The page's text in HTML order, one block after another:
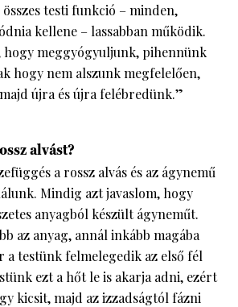
testi funkció – minden,
kellene – lassabban működik.
hogy meggyógyuljunk, pihennünk
hogy nem alszunk megfelelően,
újra és újra felébredünk.”
alvást?
a rossz alvás és az ágynemű
Mindig azt javaslom, hogy
anyagból készült ágyneműt.
az anyag, annál inkább magába
a testünk felmelegedik az első fél
ezt a hőt le is akarja adni, ezért
kicsit, majd az izzadságtól fázni